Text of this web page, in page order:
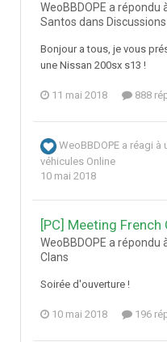
WeoBBDOPE a répondu
Santos dans
Bonjour a tous, je vous
une Nissan 200sx s13 !
11 mai 2018 888
WeoBBDOPE a réagi à
véhicules Online
10 mai 2018
[PC] Meeting French
WeoBBDOPE a répondu
Clans
Soirée d'ouverture !
10 mai 2018 196